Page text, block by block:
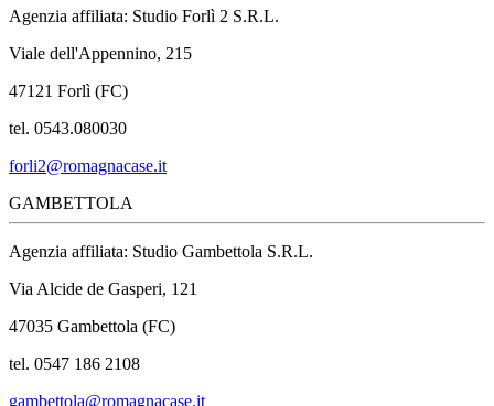
Agenzia affiliata: Studio Forlì 2 S.R.L.
Viale dell'Appennino, 215
47121 Forlì (FC)
tel. 0543.080030
forli2@romagnacase.it
GAMBETTOLA
Agenzia affiliata: Studio Gambettola S.R.L.
Via Alcide de Gasperi, 121
47035 Gambettola (FC)
tel. 0547 186 2108
gambettola@romagnacase.it